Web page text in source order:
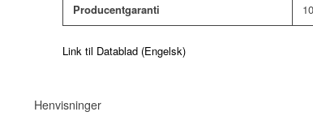
Producentgaranti
Link til Datablad (Engelsk)
Henvisninger